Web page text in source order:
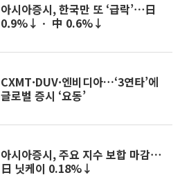
아시아증시, 한국만 또 ‘급락’⋯日
0.9%↓ㆍ 中 0.6%↓
CXMT·DUV·엔비디아…‘3연타’에
글로벌 증시 ‘요동’
아시아증시, 주요 지수 보합 마감⋯
日 닛케이 0.18%↓